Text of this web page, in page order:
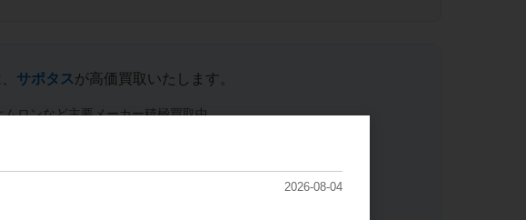
サポタスが高価買取いたします。
ロンなど主要メーカー積極買取中。
2026-08-04